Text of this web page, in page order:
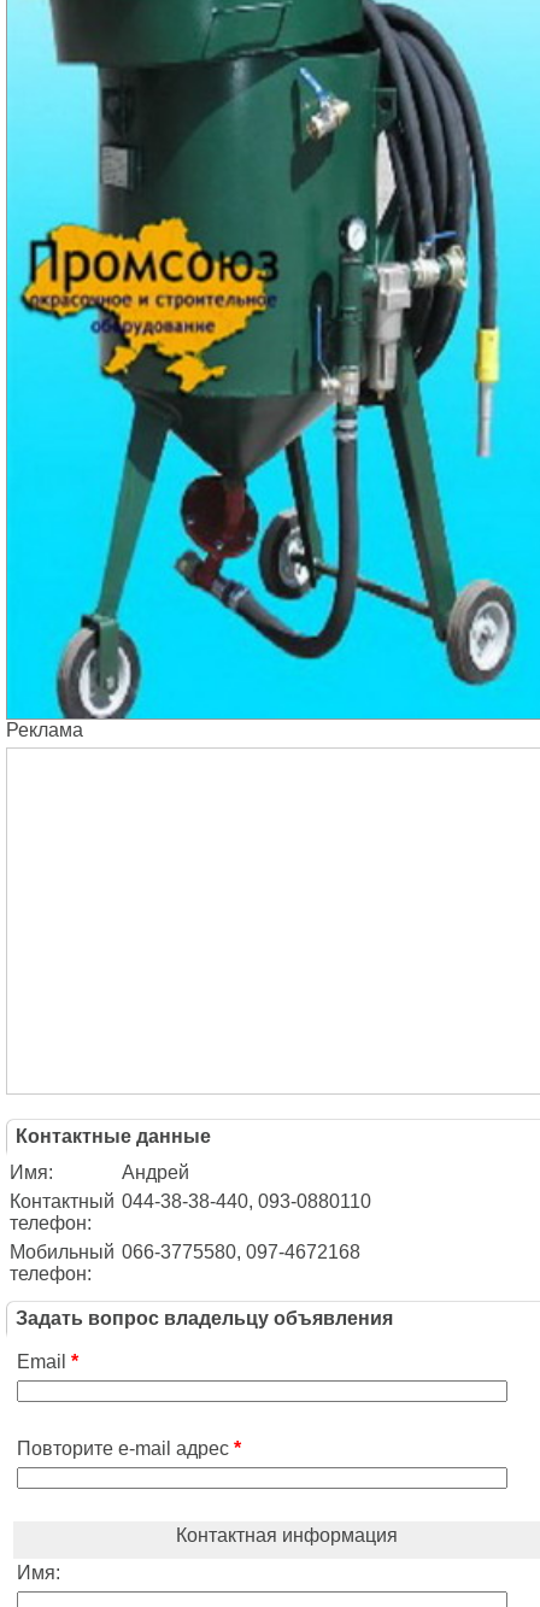
Реклама
Контактные данные
Имя:
Андрей
Контактный
телефон:
044-38-38-440, 093-0880110
Мобильный
телефон:
066-3775580, 097-4672168
Задать вопрос владельцу объявления
Email *
Повторите e-mail адрес *
Контактная информация
Имя: